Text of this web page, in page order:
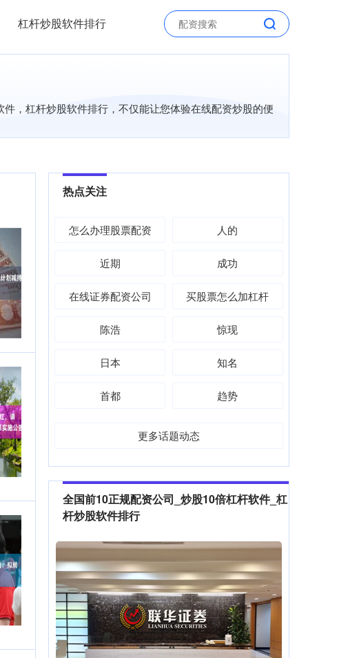
杠杆炒股软件排行
，杠杆炒股软件排行，不仅能让您体验在线配资炒股的便
热点关注
怎么办理股票配资 人的
近期 成功
在线证券配资公司 买股票怎么加杠杆
陈浩 惊现
日本 知名
首都 趋势
更多话题动态
全国前10正规配资公司_炒股10倍杠杆软件_杠
杆炒股软件排行